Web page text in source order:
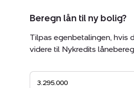
Beregn lån til ny bolig?
Tilpas egenbetalingen, hvis
videre til Nykredits